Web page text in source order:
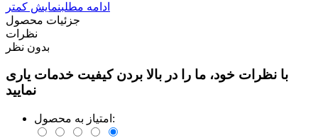
ادامه مطلبنمایش کمتر
جزئیات محصول
نظرات
بدون نظر
با نظرات خود، ما را در بالا بردن کیفیت خدمات یاری
نمایید
امتیاز به محصول: